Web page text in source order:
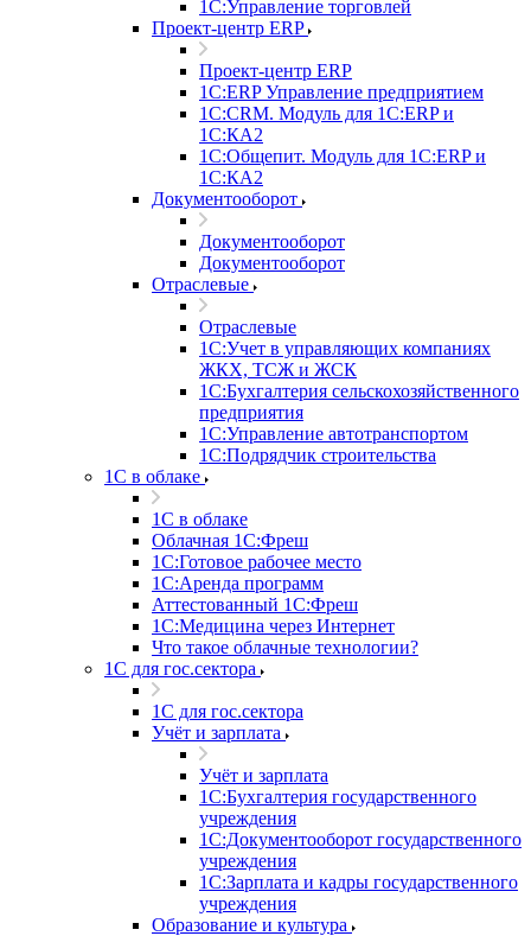
1С:Управление торговлей
Проект-центр ERP
Проект-центр ERP
1С:ERP Управление предприятием
1С:CRM. Модуль для 1С:ERP и
1С:КА2
1С:Общепит. Модуль для 1С:ERP и
1С:КА2
Документооборот
Документооборот
Документооборот
Отраслевые
Отраслевые
1С:Учет в управляющих компаниях
ЖКХ, ТСЖ и ЖСК
1С:Бухгалтерия сельскохозяйственного
предприятия
1С:Управление автотранспортом
1С:Подрядчик строительства
1C в облаке
1C в облаке
Облачная 1С:Фреш
1С:Готовое рабочее место
1C:Аренда программ
Аттестованный 1С:Фреш
1С:Медицина через Интернет
Что такое облачные технологии?
1С для гос.сектора
1С для гос.сектора
Учёт и зарплата
Учёт и зарплата
1С:Бухгалтерия государственного
учреждения
1С:Документооборот государственного
учреждения
1С:Зарплата и кадры государственного
учреждения
Образование и культура